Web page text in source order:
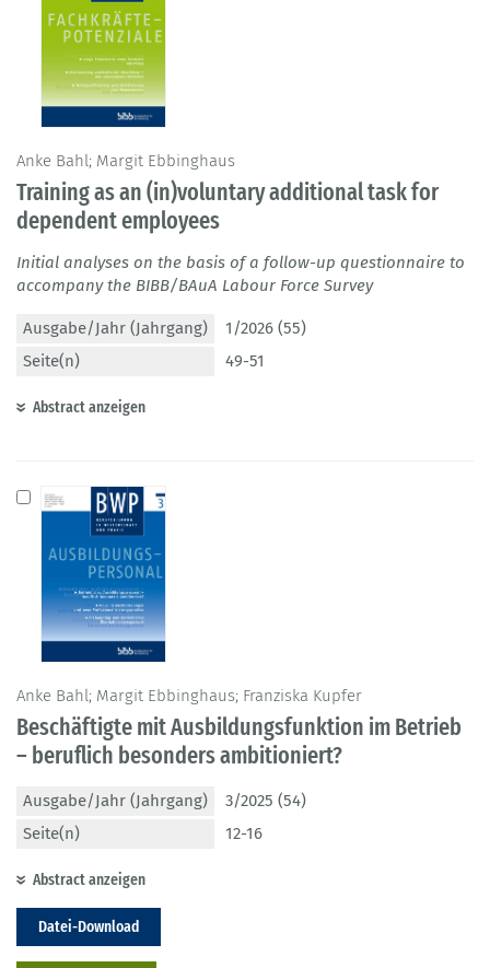
Anke Bahl; Margit Ebbinghaus
Training as an (in)voluntary additional task for
dependent employees
Initial analyses on the basis of a follow-up questionnaire to
accompany the BIBB/BAuA Labour Force Survey
Ausgabe/Jahr (Jahrgang)
1/2026 (55)
Seite(n)
49-51
Abstract anzeigen
Anke Bahl; Margit Ebbinghaus; Franziska Kupfer
Beschäftigte mit Ausbildungsfunktion im Betrieb
– beruflich besonders ambitioniert?
Ausgabe/Jahr (Jahrgang)
3/2025 (54)
Seite(n)
12-16
Abstract anzeigen
Datei-Download